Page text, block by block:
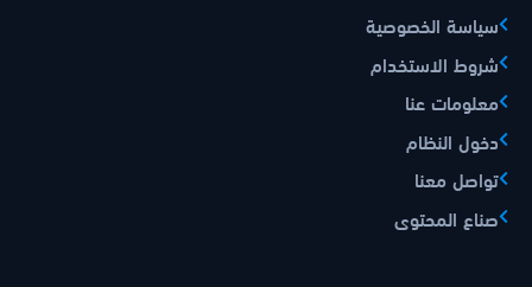
سياسة الخصوصية
شروط الاستخدام
معلومات عنا
دخول النظام
تواصل معنا
صناع المحتوى